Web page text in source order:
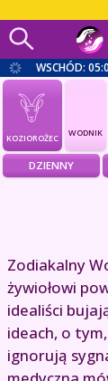
WSCHÓD:
KOZIOROŻEC WODNIK
DZIENNY
Zodiakalny
żywiołowi
idealiści
ideach, o
ignorują